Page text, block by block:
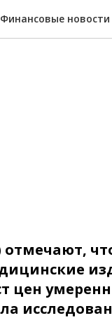
Финансовые новости
цен